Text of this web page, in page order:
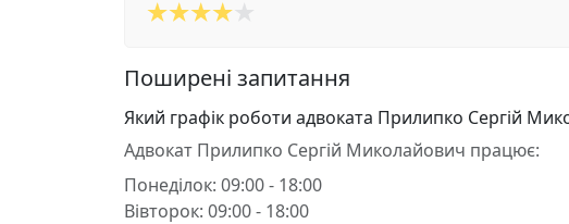
Поширені запитання
Який графік роботи адвоката Прилипко Сергій
Адвокат Прилипко Сергій Миколайович працює:
Понеділок: 09:00 - 18:00
Вівторок: 09:00 - 18:00